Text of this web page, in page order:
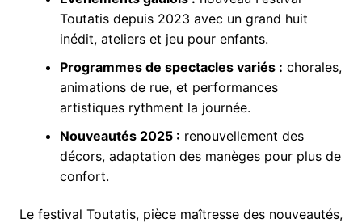
Toutatis depuis 2023 avec un grand huit
inédit, ateliers et jeu pour enfants.
Programmes de spectacles variés : chorales,
animations de rue, et performances
artistiques rythment la journée.
Nouveautés 2025 : renouvellement des
décors, adaptation des manèges pour plus de
confort.
Le festival Toutatis, pièce maîtresse des nouveautés,